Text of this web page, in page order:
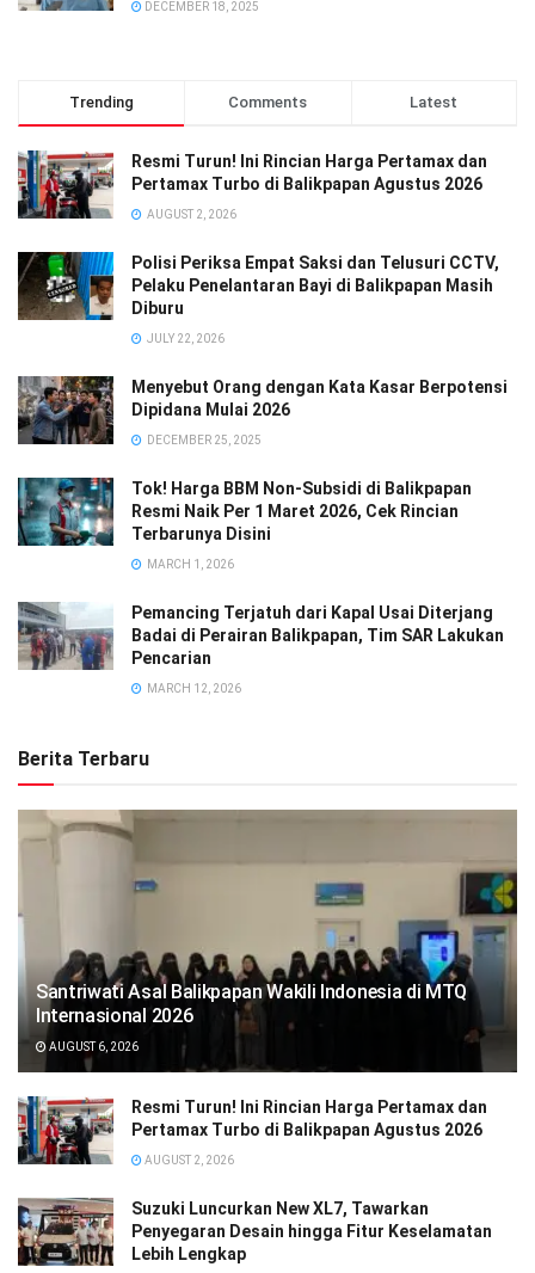
DECEMBER 18, 2025
Trending Comments Latest
Resmi Turun! Ini Rincian Harga Pertamax dan
Pertamax Turbo di Balikpapan Agustus 2026
AUGUST 2, 2026
Polisi Periksa Empat Saksi dan Telusuri CCTV,
Pelaku Penelantaran Bayi di Balikpapan Masih
Diburu
JULY 22, 2026
Menyebut Orang dengan Kata Kasar Berpotensi
Dipidana Mulai 2026
DECEMBER 25, 2025
Tok! Harga BBM Non-Subsidi di Balikpapan
Resmi Naik Per 1 Maret 2026, Cek Rincian
Terbarunya Disini
MARCH 1, 2026
Pemancing Terjatuh dari Kapal Usai Diterjang
Badai di Perairan Balikpapan, Tim SAR Lakukan
Pencarian
MARCH 12, 2026
Berita Terbaru
Santriwati Asal Balikpapan Wakili Indonesia di MTQ
Internasional 2026
AUGUST 6, 2026
Resmi Turun! Ini Rincian Harga Pertamax dan
Pertamax Turbo di Balikpapan Agustus 2026
AUGUST 2, 2026
Suzuki Luncurkan New XL7, Tawarkan
Penyegaran Desain hingga Fitur Keselamatan
Lebih Lengkap